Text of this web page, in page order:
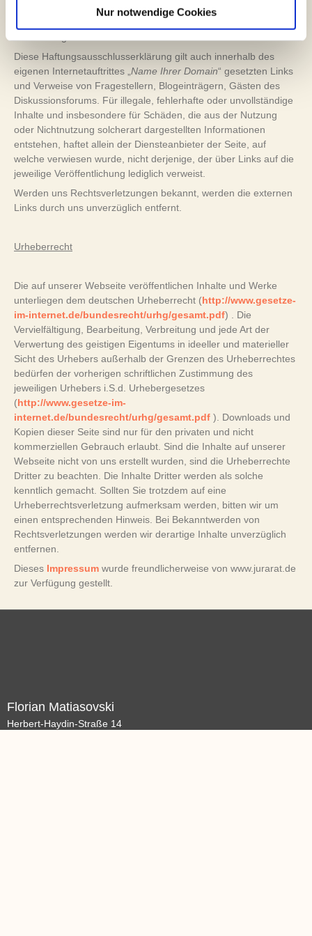
Nur notwendige Cookies
bestehen, wenn wir von den Inhalten Kenntnis erlangen und es
Diese Haftungsausschlusserklärung gilt auch innerhalb des
eigenen Internetauftrittes „ Name Ihrer Domain“ gesetzten Links
und Verweise von Fragestellern, Blogeinträgern, Gästen des
Diskussionsforums. Für illegale, fehlerhafte oder unvollständige
Inhalte und insbesondere für Schäden, die aus der Nutzung
oder Nichtnutzung solcherart dargestellten Informationen
entstehen, haftet allein der Diensteanbieter der Seite, auf
welche verwiesen wurde, nicht derjenige, der über Links auf die
jeweilige Veröffentlichung lediglich verweist.
Werden uns Rechtsverletzungen bekannt, werden die externen
Links durch uns unverzüglich entfernt.
Urheberrecht
Die auf unserer Webseite veröffentlichen Inhalte und Werke
unterliegen dem deutschen Urheberrecht (http://www.gesetze-
im-internet.de/bundesrecht/urhg/gesamt.pdf) . Die
Vervielfältigung, Bearbeitung, Verbreitung und jede Art der
Verwertung des geistigen Eigentums in ideeller und materieller
Sicht des Urhebers außerhalb der Grenzen des Urheberrechtes
bedürfen der vorherigen schriftlichen Zustimmung des
jeweiligen Urhebers i.S.d. Urhebergesetzes
(http://www.gesetze-im-
internet.de/bundesrecht/urhg/gesamt.pdf ). Downloads und
Kopien dieser Seite sind nur für den privaten und nicht
kommerziellen Gebrauch erlaubt. Sind die Inhalte auf unserer
Webseite nicht von uns erstellt wurden, sind die Urheberrechte
Dritter zu beachten. Die Inhalte Dritter werden als solche
kenntlich gemacht. Sollten Sie trotzdem auf eine
Urheberrechtsverletzung aufmerksam werden, bitten wir um
einen entsprechenden Hinweis. Bei Bekanntwerden von
Rechtsverletzungen werden wir derartige Inhalte unverzüglich
entfernen.
Dieses Impressum wurde freundlicherweise von www.jurarat.de
zur Verfügung gestellt.
Florian Matiasovski
Herbert-Haydin-Straße 14